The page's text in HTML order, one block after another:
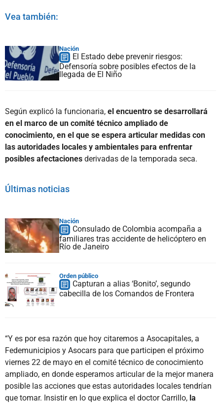
Vea también:
Nación
El Estado debe prevenir riesgos:
Defensoría sobre posibles efectos de la
llegada de El Niño
Según explicó la funcionaria, el encuentro se desarrollará
en el marco de un comité técnico ampliado de
conocimiento, en el que se espera articular medidas con
las autoridades locales y ambientales para enfrentar
posibles afectaciones derivadas de la temporada seca.
Últimas noticias
Nación
Consulado de Colombia acompaña a
familiares tras accidente de helicóptero en
Río de Janeiro
Orden público
Capturan a alias ‘Bonito’, segundo
cabecilla de los Comandos de Frontera
“Y es por esa razón que hoy citaremos a Asocapitales, a
Fedemunicipios y Asocars para que participen el próximo
viernes 22 de mayo en el comité técnico de conocimiento
ampliado, en donde esperamos articular de la mejor manera
posible las acciones que estas autoridades locales tendrían
que tomar. Insistir en lo que explica el doctor Carrillo, la